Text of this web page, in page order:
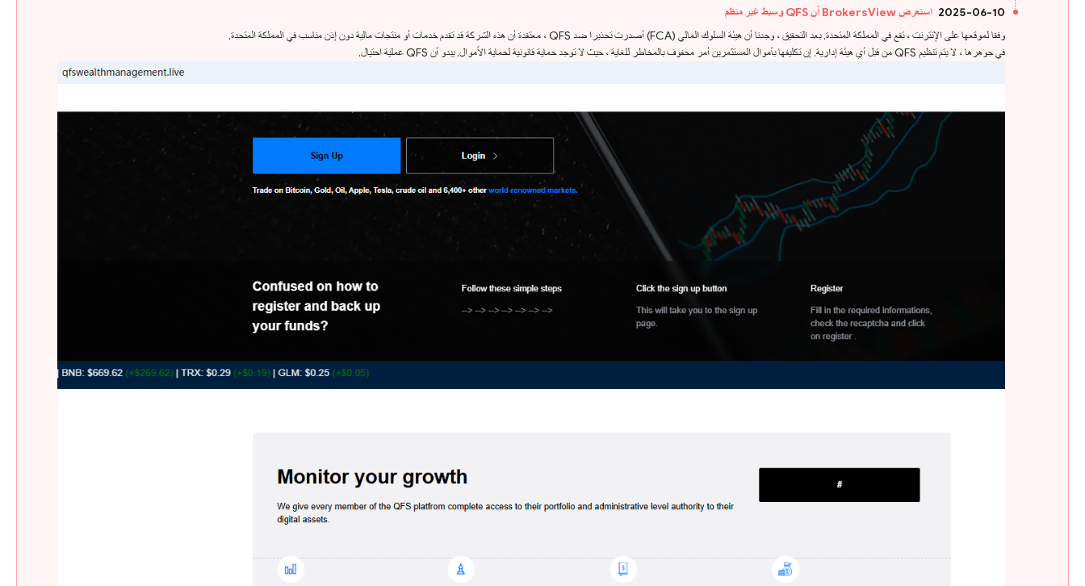
2025-06-10 استعرض BrokersView أن QFS وسيط غير منظم
وفقا لموقعها على الإنترنت ، تقع في المملكة المتحدة. بعد التحقيق ، وجدنا أن هيئة السلوك المالي (FCA) أصدرت تحذيرا ضد QFS ، معتقدة أن هذه الشركة قد تقدم خدمات أو منتجات مالية دون إذن مناسب في المملكة المتحدة.
في جوهرها ، لا يتم تنظيم QFS من قبل أي هيئة إدارية. إن تكليفها بأموال المستثمرين أمر محفوف بالمخاطر للغاية ، حيث لا توجد حماية قانونية لحماية الأموال. يبدو أن QFS عملية احتيال.